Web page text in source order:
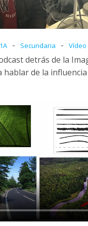
- Secundaria - Vídeo
detrás de la
hablar de la